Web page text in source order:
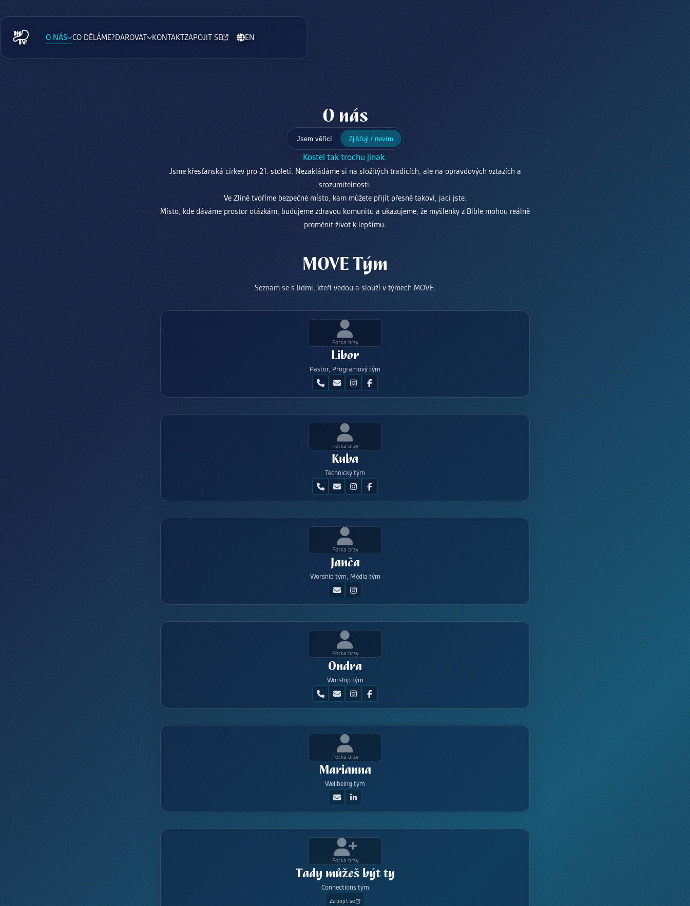
O NÁS CO DĚLÁME?DAROVAT KONTAKTZAPOJIT SE EN
O nás
Jsem věřící Zjišťuji / nevím
Kostel tak trochu jinak.
Jsme křesťanská církev pro 21. století. Nezakládáme si na složitých tradicích, ale na opravdových vztazích a
srozumitelnosti.
Ve Zlíně tvoříme bezpečné místo, kam můžete přijít přesně takoví, jací jste.
Místo, kde dáváme prostor otázkám, budujeme zdravou komunitu a ukazujeme, že myšlenky z Bible mohou reálně
proměnit život k lepšímu.
MOVE Tým
Seznam se s lidmi, kteří vedou a slouží v týmech MOVE.
Fotka brzy
Libor
Pastor, Programový tým
Fotka brzy
Kuba
Technický tým
Fotka brzy
Janča
Worship tým, Média tým
Fotka brzy
Ondra
Worship tým
Fotka brzy
Marianna
Wellbeing tým
Fotka brzy
Tady můžeš být ty
Connections tým
Zapojit se